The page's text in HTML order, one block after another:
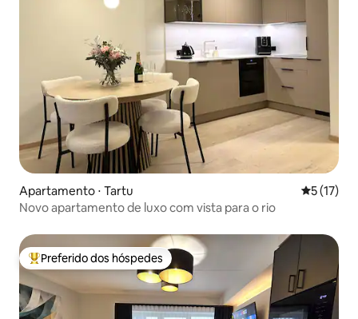
Apartamento ⋅ Tartu 5 de uma
5 (17)
Novo apartamento de luxo com vista para o rio
Entre os melhores preferidos dos hóspedes
Preferido dos hóspedes